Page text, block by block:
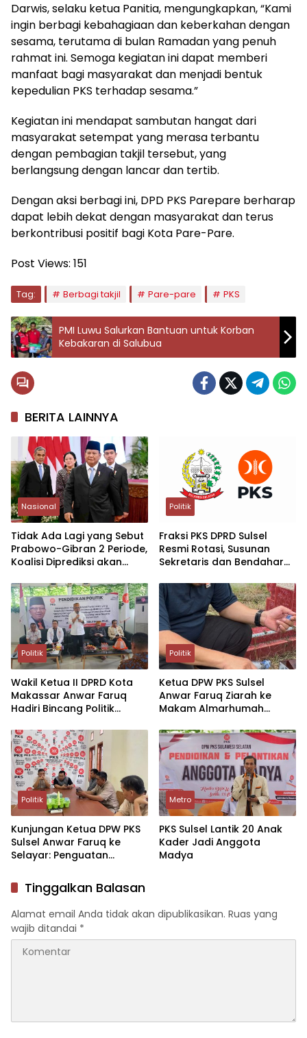
Darwis, selaku ketua Panitia, mengungkapkan, “Kami
ingin berbagi kebahagiaan dan keberkahan dengan
sesama, terutama di bulan Ramadan yang penuh
rahmat ini. Semoga kegiatan ini dapat memberi
manfaat bagi masyarakat dan menjadi bentuk
kepedulian PKS terhadap sesama.”
Kegiatan ini mendapat sambutan hangat dari
masyarakat setempat yang merasa terbantu
dengan pembagian takjil tersebut, yang
berlangsung dengan lancar dan tertib.
Dengan aksi berbagi ini, DPD PKS Parepare berharap
dapat lebih dekat dengan masyarakat dan terus
berkontribusi positif bagi Kota Pare-Pare.
Post Views: 151
Tag: Berbagi takjil Pare-pare PKS
PMI Luwu Salurkan Bantuan untuk Korban
Kebakaran di Salubua
BERITA LAINNYA
Nasional
Tidak Ada Lagi yang Sebut
Prabowo-Gibran 2 Periode,
Koalisi Diprediksi akan
2029
Politik
Fraksi PKS DPRD Sulsel
Resmi Rotasi, Susunan
Sekretaris dan Bendahara
Politik
Wakil Ketua II DPRD Kota
Makassar Anwar Faruq
Hadiri Bincang Politik
H. Mohammad Sohibul
Iman, Ph.D
Politik
Ketua DPW PKS Sulsel
Anwar Faruq Ziarah ke
Makam Almarhumah
Ketulusan dan Pelayanan
untuk Umat
Politik
Kunjungan Ketua DPW PKS
Sulsel Anwar Faruq ke
Selayar: Penguatan
Persiapan Rakerda
Metro
PKS Sulsel Lantik 20 Anak
Kader Jadi Anggota
Madya
Tinggalkan Balasan
Alamat email Anda tidak akan dipublikasikan. Ruas yang
wajib ditandai *